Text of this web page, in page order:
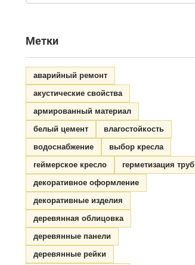
Метки
аварийный ремонт
акустические свойства
армированный материал
белый цемент
влагостойкость
водоснабжение
выбор кресла
геймерское кресло
герметизация труб
декоративное оформление
декоративные изделия
деревянная облицовка
деревянные панели
деревянные рейки